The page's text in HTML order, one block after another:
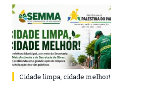
Cidade limpa, cidade melhor!